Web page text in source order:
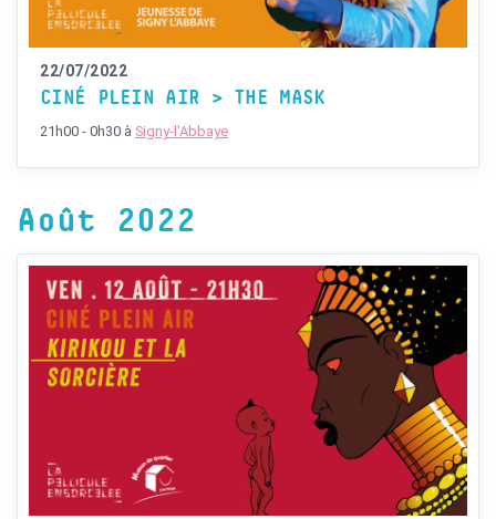
22/07/2022
CINÉ PLEIN AIR > THE MASK
21h00 - 0h30 à Signy-l'Abbaye
Août 2022